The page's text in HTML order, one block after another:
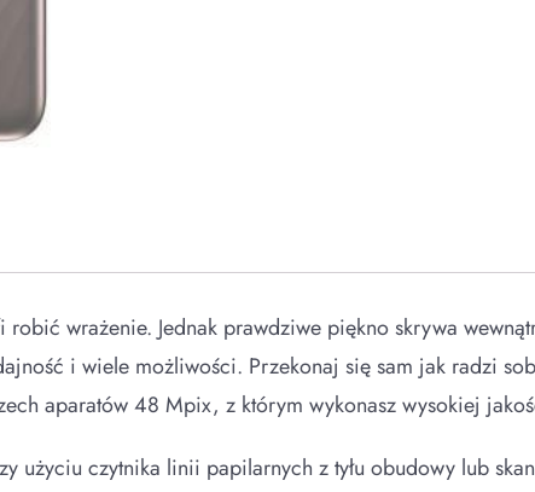
wrażenie. Jednak prawdziwe piękno skrywa
i wiele możliwości. Przekonaj się sam jak radzi
aparatów 48 Mpix, z którym wykonasz wysokiej
czytnika linii papilarnych z tyłu obudowy lub